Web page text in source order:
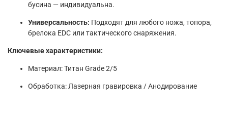
бусина — индивидуальна.
Универсальность: Подходят для любого ножа, топора,
брелока EDC или тактического снаряжения.
Ключевые характеристики:
Материал: Титан Grade 2/5
Обработка: Лазерная гравировка / Анодирование